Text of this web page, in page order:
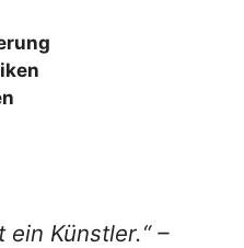
Künstler.“ –